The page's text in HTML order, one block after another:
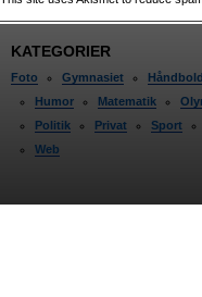
KATEGORIER
Foto Gymnasiet
Håndbold
Humor
Matematik
Politik
Privat Sport
Web